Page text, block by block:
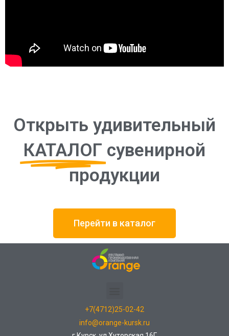
Открыть удивительный
КАТАЛОГ сувенирной
продукции
Перейти в каталог
+7(4712)25-02-42
info@orange-kursk.ru